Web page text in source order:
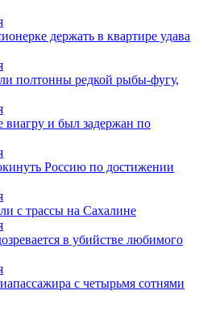
держать в квартире удава
полтонны редкой рыбы-фугу,
виагру и был задержан по
Россию по достижении
с трассы на Сахалине
в убийстве любимого
с четырьмя сотнями